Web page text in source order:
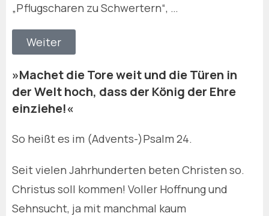
„Pflugscharen zu Schwertern“, …
Weiter
»Machet die Tore weit und die Türen in
der Welt hoch, dass der König der Ehre
einziehe!«
So heißt es im (Advents-)Psalm 24.
Seit vielen Jahrhunderten beten Christen so.
Christus soll kommen! Voller Hoffnung und
Sehnsucht, ja mit manchmal kaum